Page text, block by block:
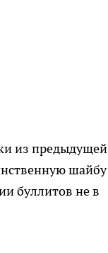
из предыдущей
шайбу
буллитов не в